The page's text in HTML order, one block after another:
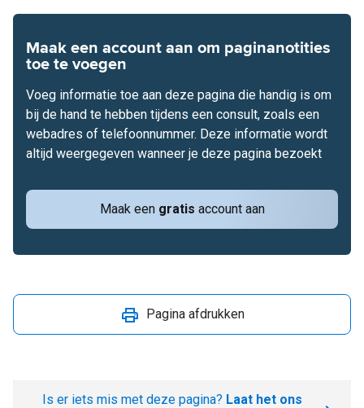
Maak een account aan om paginanotities
toe te voegen
Maak een gratis account aan
Voeg informatie toe aan deze pagina die handig is om
bij de hand te hebben tijdens een consult, zoals een
webadres of telefoonnummer. Deze informatie wordt
altijd weergegeven wanneer je deze pagina bezoekt
Pagina afdrukken
Is er iets mis met deze pagina? Laat het ons